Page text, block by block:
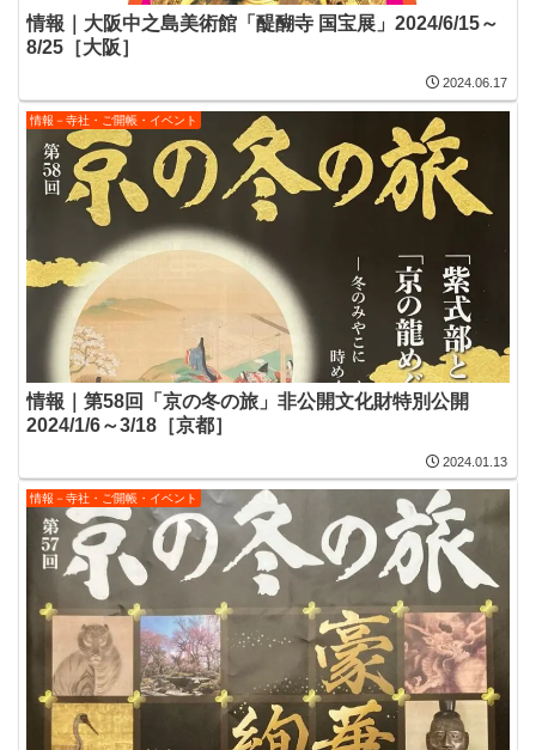
情報｜大阪中之島美術館「醍醐寺 国宝展」2024/6/15～
8/25［大阪］
2024.06.17
情報－寺社・ご開帳・イベント
情報｜第58回「京の冬の旅」非公開文化財特別公開
2024/1/6～3/18［京都］
2024.01.13
情報－寺社・ご開帳・イベント